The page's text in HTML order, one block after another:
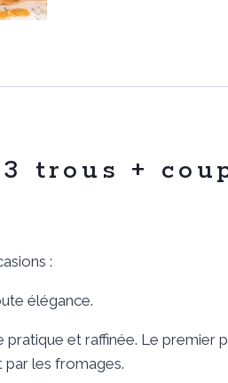
trous +
:
élégance.
et raffinée. Le
par les fromages.